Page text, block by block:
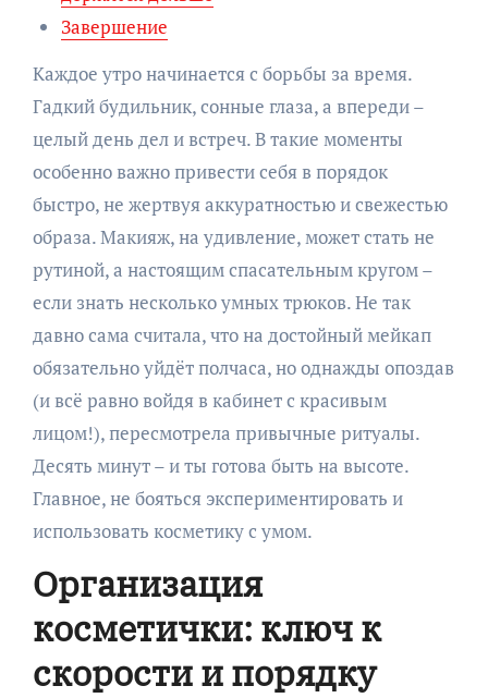
Завершение
Каждое утро начинается с борьбы за время.
Гадкий будильник, сонные глаза, а впереди –
целый день дел и встреч. В такие моменты
особенно важно привести себя в порядок
быстро, не жертвуя аккуратностью и свежестью
образа. Макияж, на удивление, может стать не
рутиной, а настоящим спасательным кругом –
если знать несколько умных трюков. Не так
давно сама считала, что на достойный мейкап
обязательно уйдёт полчаса, но однажды опоздав
(и всё равно войдя в кабинет с красивым
лицом!), пересмотрела привычные ритуалы.
Десять минут – и ты готова быть на высоте.
Главное, не бояться экспериментировать и
использовать косметику с умом.
Организация
косметички: ключ к
скорости и порядку